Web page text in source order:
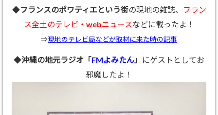
◆フランスのポワティエという街の現地の雑誌、
フラン
ス全土のテレビ・webニュース などに載ったよ！
⇒現地のテレビ局などが取材に来た時の記事
◆沖縄の地元ラジオ「FMよみたん 」
にゲストとしてお
邪魔したよ！